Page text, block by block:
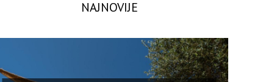
NAJNOVIJE